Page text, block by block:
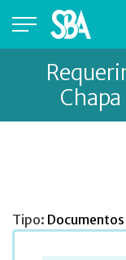
para encontrá-lo.
Tipo: